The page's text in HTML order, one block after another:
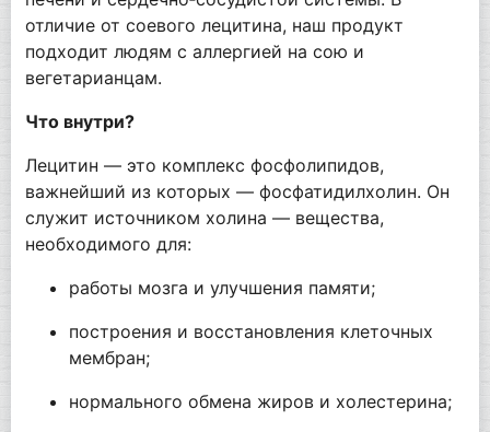
отличие от соевого лецитина, наш продукт
подходит людям с аллергией на сою и
вегетарианцам.
Что внутри?
Лецитин — это комплекс фосфолипидов,
важнейший из которых — фосфатидилхолин. Он
служит источником холина — вещества,
необходимого для:
работы мозга и улучшения памяти;
построения и восстановления клеточных
мембран;
нормального обмена жиров и холестерина;